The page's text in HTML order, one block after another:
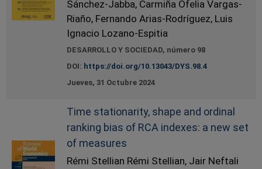
Sánchez-Jabba, Carmiña Ofelia Vargas-
Riaño, Fernando Arias-Rodríguez, Luis
Ignacio Lozano-Espitia
DESARROLLO Y SOCIEDAD, número 98
DOI: https://doi.org/10.13043/DYS.98.4
Jueves, 31 Octubre 2024
Time stationarity, shape and ordinal
ranking bias of RCA indexes: a new set
of measures
Rémi Stellian Rémi Stellian, Jair Neftali